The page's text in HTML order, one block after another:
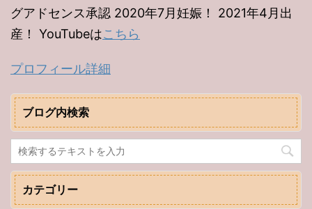
グアドセンス承認 2020年7月妊娠！ 2021年4月出
産！ YouTubeはこちら
プロフィール詳細
ブログ内検索
カテゴリー